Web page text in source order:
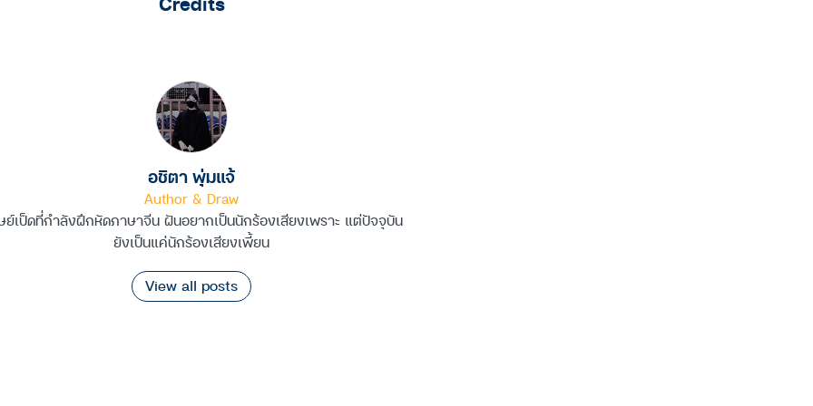
อชิตา พุ่มแจ้
Author & Draw
ย์เป็ดที่กำลังฝึกหัดภาษาจีน ฝันอยากเป็นนักร้องเสียงเพราะ แต่ปัจจุบัน
ยังเป็นแค่นักร้องเสียงเพี้ยน
View all posts